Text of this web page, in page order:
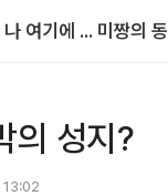
의 성지?
13:02